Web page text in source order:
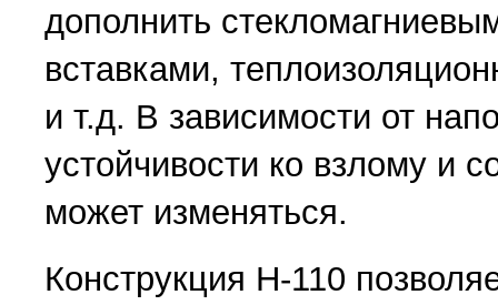
дополнить
вставками,
и т.д. В зависимости от
устойчивости ко взлому и
может изменяться.
Конструкция Н-110